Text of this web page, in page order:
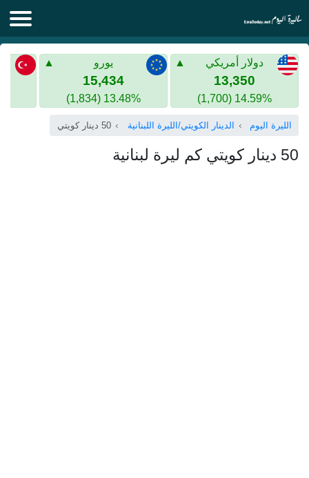
الليرة اليوم
الليرة السورية
الذهب في سوريا
الليرة التركية
الليرة التركية
الذهب في تركيا
اليورو الى الليرة التركية
دولار أمريكي
13,350
14.59% (1,700)
يورو
15,434
13.48% (1,834)
الليرة اليوم الدينار الكويتي/الليرة اللبنانية 50 دينار كويتي
50 دينار كويتي كم ليرة لبنانية